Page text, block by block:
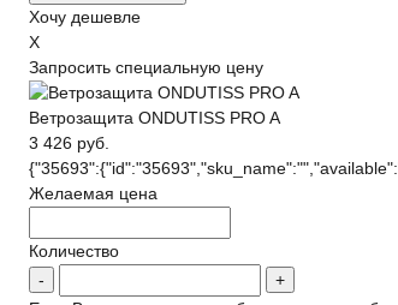
Хочу дешевле
X
Запросить специальную цену
Ветрозащита ONDUTISS PRO A
3 426 руб.
Желаемая цена
Количество